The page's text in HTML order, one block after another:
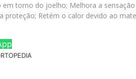
em torno do joelho; Melhora a
proteção; Retém o calor devido ao